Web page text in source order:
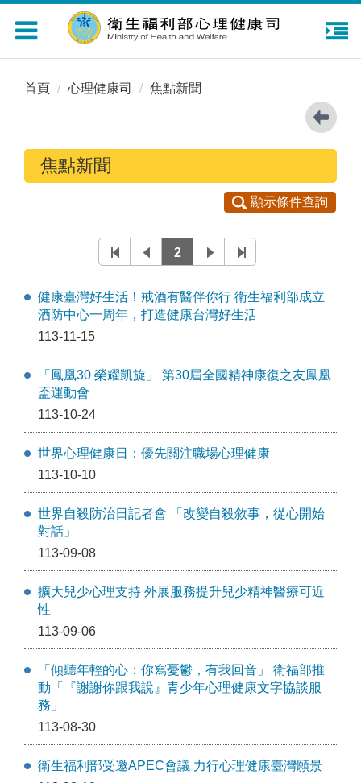
Toggle
navigation
首頁 心理健康司 焦點新聞
焦點新聞
顯示條件查詢
2
健康臺灣好生活！戒酒有醫伴你行 衛生福利部成立
酒防中心一周年，打造健康台灣好生活
113-11-15
「鳳凰30 榮耀凱旋」 第30屆全國精神康復之友鳳凰
盃運動會
113-10-24
世界心理健康日：優先關注職場心理健康
113-10-10
世界自殺防治日記者會 「改變自殺敘事，從心開始
對話」
113-09-08
擴大兒少心理支持 外展服務提升兒少精神醫療可近
性
113-09-06
「傾聽年輕的心：你寫憂鬱，有我回音」 衛福部推
動「『謝謝你跟我說』青少年心理健康文字協談服
務」
113-08-30
衛生福利部受邀APEC會議 力行心理健康臺灣願景